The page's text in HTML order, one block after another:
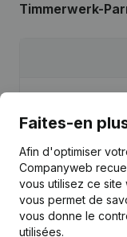
Timmerwerk-
Marge brute
Faites-en
Afin d'optimiser
Companyweb
vous utilisez ce site
vous permet de
vous donne le
utilisées.